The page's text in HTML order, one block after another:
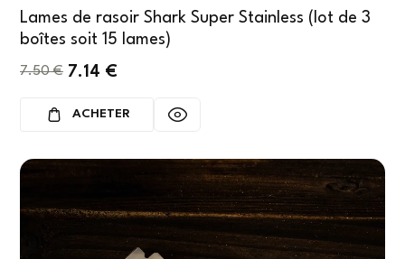
Lames de rasoir Shark Super Stainless (lot de 3
boîtes soit 15 lames)
7.50€ 7.14 €
ACHETER